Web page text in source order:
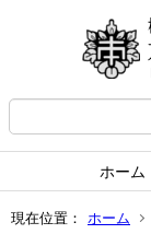
ホーム
現在位置： ホーム